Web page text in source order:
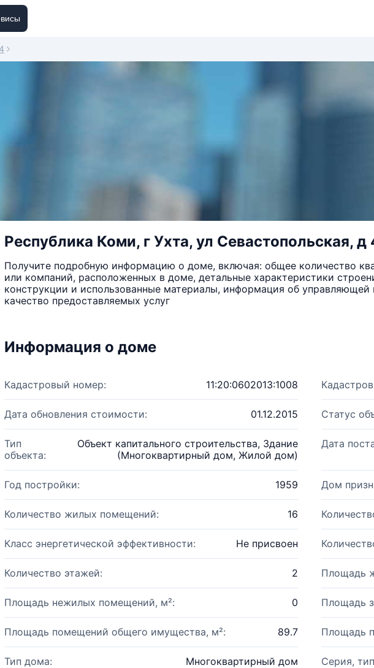
4
Республика Коми, г Ухта, ул Севастопольская, д
Получите подробную информацию о доме, включая: общее количество
или компаний, расположенных в доме, детальные характеристики
конструкции и использованные материалы, информация об управляющей
качество предоставляемых услуг
Информация о доме
Кадастровый номер: 11:20:0602013:1008
Дата обновления стоимости: 01.12.2015 Статус
Тип
объекта:
Объект капитального строительства, Здание
(Многоквартирный дом, Жилой дом)
Дата
Год постройки: 1959 Дом
Количество жилых помещений: 16
Класс энергетической эффективности: Не присвоен
Количество этажей: 2 Площадь
Площадь нежилых помещений, м²: 0 Площадь
Площадь помещений общего имущества, м²: 89.7 Площадь
Тип дома: Многоквартирный дом Серия,